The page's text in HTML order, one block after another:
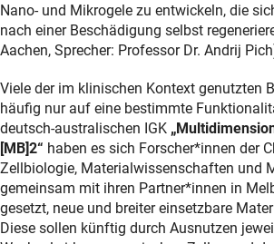
Nano- und Mikrogele zu entwickeln, die
nach einer Beschädigung selbst
Aachen, Sprecher: Professor Dr. Andrij
Viele der im klinischen Kontext genutzten
häufig nur auf eine bestimmte
deutsch-australischen IGK
[MB]2“ haben es sich Forscher*innen der
Zellbiologie, Materialwissenschaften und
gemeinsam mit ihren Partner*innen in
gesetzt, neue und breiter einsetzbare
Diese sollen künftig durch Ausnutzen